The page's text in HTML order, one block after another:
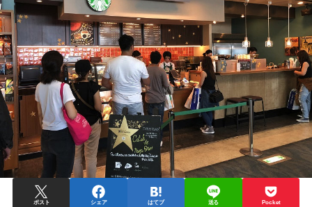
ポスト シェア はてブ 送る Pocket